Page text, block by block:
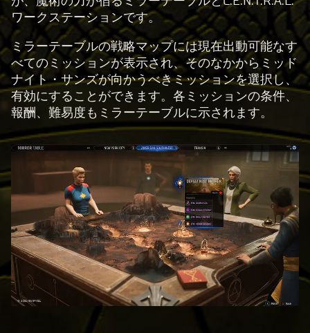
ワークステーションです。
ミラーテーブルの戦略マップには現在出動可能なす
べてのミッションが表示され、そのなかからミッド
ナイト・サンズが向かうべきミッションを選択し、
有効にすることができます。各ミッションの条件、
報酬、難易度もミラーテーブルに示されます。